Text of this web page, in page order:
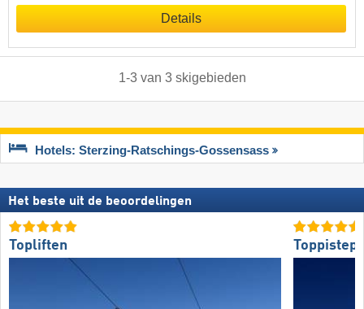
Details
1-3van 3 skigebieden
Hotels: Sterzing-Ratschings-Gossensass
Het beste uit de beoordelingen
Topliften